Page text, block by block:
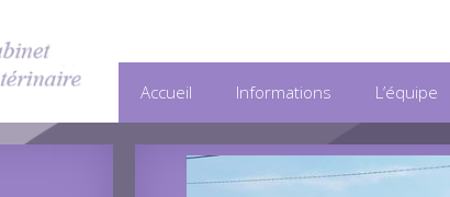
Accueil Informations L’équipe